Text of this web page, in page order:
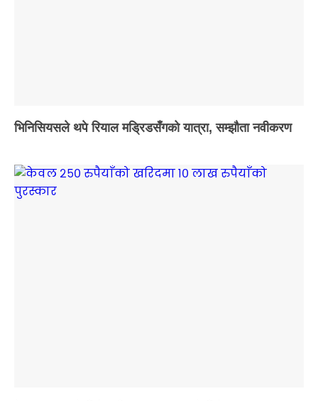
भिनिसियसले थपे रियाल मड्रिडसँगको यात्रा, सम्झौता नवीकरण